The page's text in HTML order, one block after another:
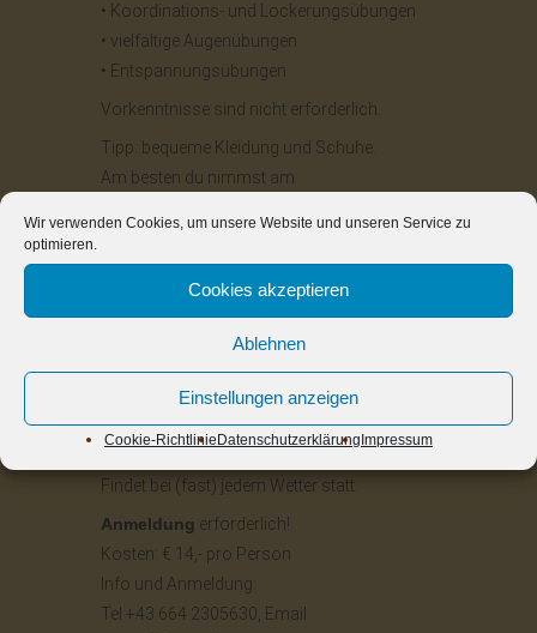
Wir verwenden Cookies, um unsere Website und unseren Service zu
optimieren.
Cookies akzeptieren
Ablehnen
Einstellungen anzeigen
Cookie-RichtlinieDatenschutzerklärungImpressum
• Koordinations- und Lockerungsübungen
• vielfältige Augenübungen
• Entspannungsübungen
Vorkenntnisse sind nicht erforderlich.
Tipp: bequeme Kleidung und Schuhe.
Am besten du nimmst am
eine Brille
trägst, diese zu den Übungen absetzen.
Eingang zum Strandbad Seekirchen, vor
um 14.30 Uhr (in der Winterzeit, um
15.00 Uhr in der Sommerzeit), Dauer 90
Findet bei (fast) jedem Wetter statt.
Anmeldung erforderlich!
Kosten: € 14,- pro Person
Info und Anmeldung:
Tel +43 664 2305630, Email